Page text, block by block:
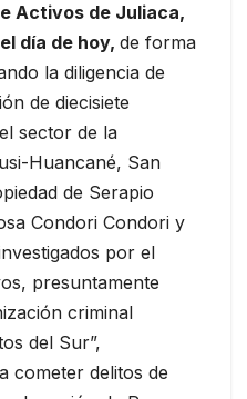
Activos de Juliaca,
día de hoy, de forma
la diligencia de
de diecisiete
sector de la
Huancané, San
de Serapio
Condori Condori y
por el
presuntamente
criminal
del Sur”,
cometer delitos de